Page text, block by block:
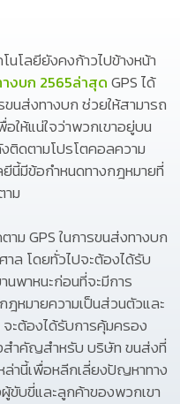
นโลยียังคงก้าวไปข้างหน้า
งบก 2565ล่าสุดGPS ได้
นส่งทางบก ช่วยให้สามารถ
ให้แน่ใจว่าพวกเขาอยู่บน
ติดตามโปรโตคอลความ
นี้มีข้อกำหนดทางกฎหมายที่
าม
ม GPS ในการขนส่งทางบก
ล โดยทั่วไปจะต้องได้รับ
พาหนะก่อนที่จะมีการ
หมายความเป็นส่วนตัวและ
ะต้องได้รับการคุ้มครอง
สำคัญสำหรับ บริษัท ขนส่งที่
ล่านี้เพื่อหลีกเลี่ยงปัญหาทาง
ขับขี่และลูกค้าของพวกเขา